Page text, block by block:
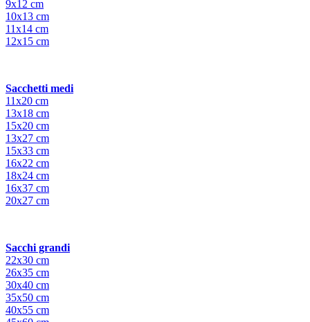
9x12 cm
10x13 cm
11x14 cm
12x15 cm
Sacchetti medi
11x20 cm
13x18 cm
15x20 cm
13x27 cm
15x33 cm
16x22 cm
18x24 cm
16x37 cm
20x27 cm
Sacchi grandi
22x30 cm
26x35 cm
30x40 cm
35x50 cm
40x55 cm